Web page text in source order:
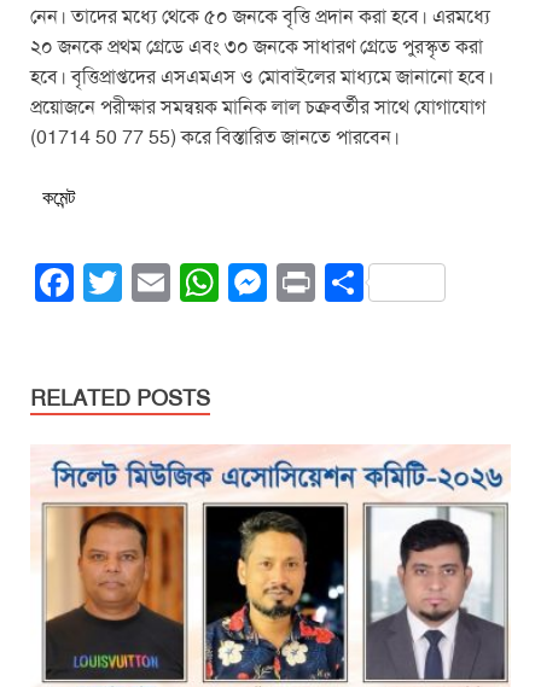
নেন। তাদের মধ্যে থেকে ৫০ জনকে বৃত্তি প্রদান করা হবে। এরমধ্যে
২০ জনকে প্রথম গ্রেডে এবং ৩০ জনকে সাধারণ গ্রেডে পুরস্কৃত করা
হবে। বৃত্তিপ্রাপ্তদের এসএমএস ও মোবাইলের মাধ্যমে জানানো হবে।
প্রয়োজনে পরীক্ষার সমন্বয়ক মানিক লাল চক্রবর্তীর সাথে যোগাযোগ
(01714 50 77 55) করে বিস্তারিত জানতে পারবেন।
কমেন্ট
F
e
b
o
o
k
T
er
E
W
A
p
p
M
n
g
er
Pr S
RELATED POSTS